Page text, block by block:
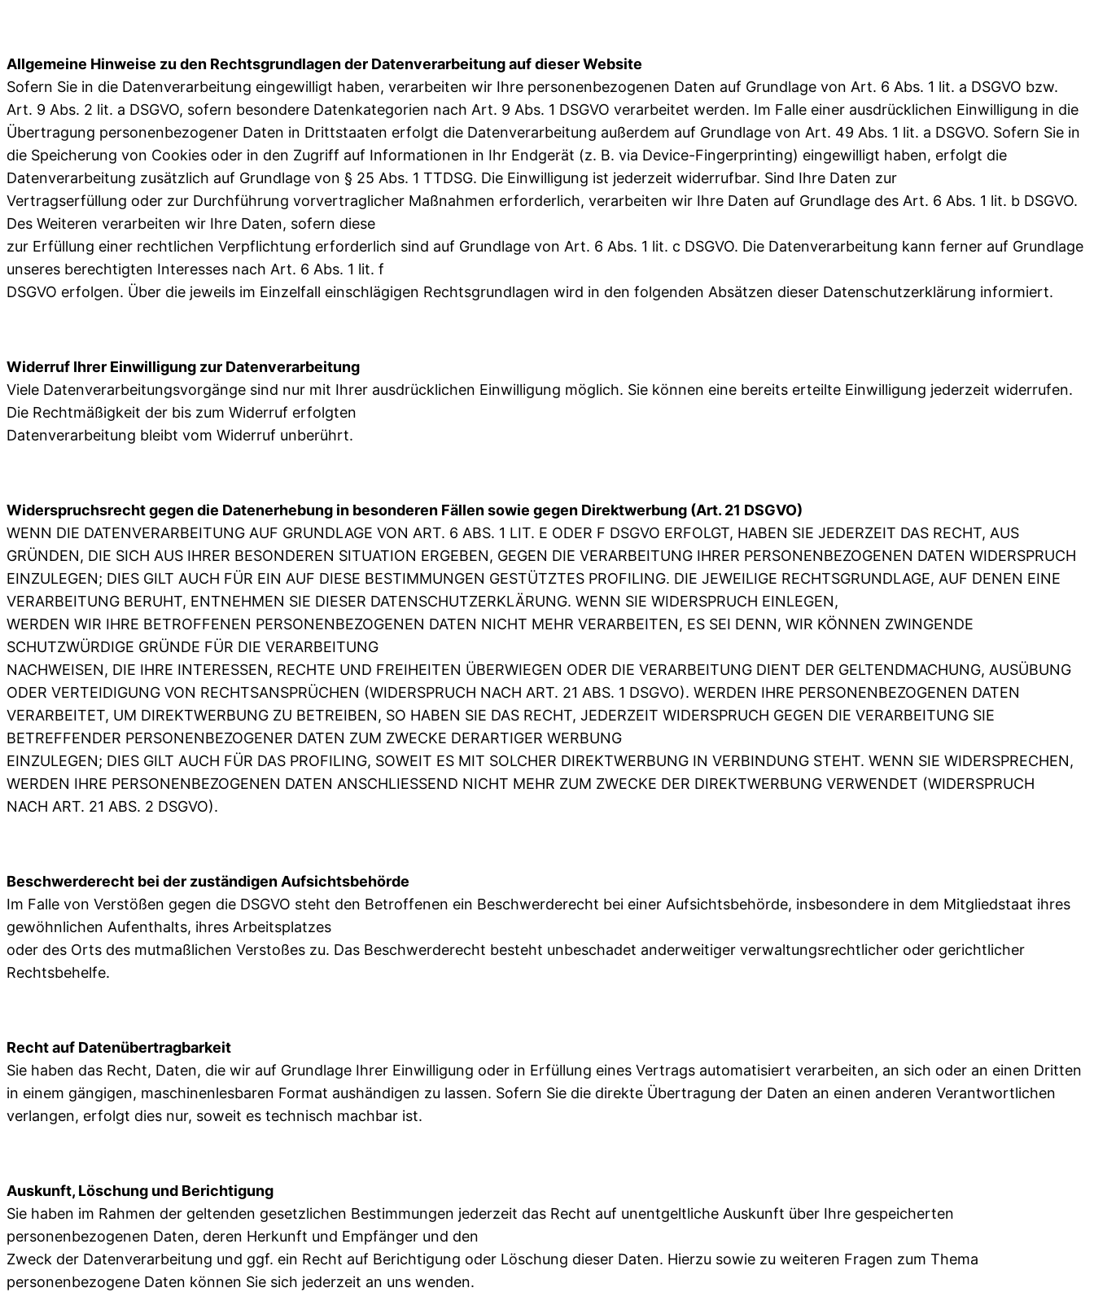
Allgemeine Hinweise zu den Rechtsgrundlagen der Datenverarbeitung auf dieser Website
Sofern Sie in die Datenverarbeitung eingewilligt haben, verarbeiten wir Ihre personenbezogenen Daten auf Grundlage von Art. 6 Abs. 1 lit. a DSGVO bzw.
Art. 9 Abs. 2 lit. a DSGVO, sofern besondere Datenkategorien nach Art. 9 Abs. 1 DSGVO verarbeitet werden. Im Falle einer ausdrücklichen Einwilligung in die
Übertragung personenbezogener Daten in Drittstaaten erfolgt die Datenverarbeitung außerdem auf Grundlage von Art. 49 Abs. 1 lit. a DSGVO. Sofern Sie in
die Speicherung von Cookies oder in den Zugriff auf Informationen in Ihr Endgerät (z. B. via Device-Fingerprinting) eingewilligt haben, erfolgt die
Datenverarbeitung zusätzlich auf Grundlage von § 25 Abs. 1 TTDSG. Die Einwilligung ist jederzeit widerrufbar. Sind Ihre Daten zur
Vertragserfüllung oder zur Durchführung vorvertraglicher Maßnahmen erforderlich, verarbeiten wir Ihre Daten auf Grundlage des Art. 6 Abs. 1 lit. b DSGVO.
Des Weiteren verarbeiten wir Ihre Daten, sofern diese
zur Erfüllung einer rechtlichen Verpflichtung erforderlich sind auf Grundlage von Art. 6 Abs. 1 lit. c DSGVO. Die Datenverarbeitung kann ferner auf Grundlage
unseres berechtigten Interesses nach Art. 6 Abs. 1 lit. f
DSGVO erfolgen. Über die jeweils im Einzelfall einschlägigen Rechtsgrundlagen wird in den folgenden Absätzen dieser Datenschutzerklärung informiert.
Widerruf Ihrer Einwilligung zur Datenverarbeitung
Viele Datenverarbeitungsvorgänge sind nur mit Ihrer ausdrücklichen Einwilligung möglich. Sie können eine bereits erteilte Einwilligung jederzeit widerrufen.
Die Rechtmäßigkeit der bis zum Widerruf erfolgten
Datenverarbeitung bleibt vom Widerruf unberührt.
Widerspruchsrecht gegen die Datenerhebung in besonderen Fällen sowie gegen Direktwerbung (Art. 21 DSGVO)
WENN DIE DATENVERARBEITUNG AUF GRUNDLAGE VON ART. 6 ABS. 1 LIT. E ODER F DSGVO ERFOLGT, HABEN SIE JEDERZEIT DAS RECHT, AUS
GRÜNDEN, DIE SICH AUS IHRER BESONDEREN SITUATION ERGEBEN, GEGEN DIE VERARBEITUNG IHRER PERSONENBEZOGENEN DATEN WIDERSPRUCH
EINZULEGEN; DIES GILT AUCH FÜR EIN AUF DIESE BESTIMMUNGEN GESTÜTZTES PROFILING. DIE JEWEILIGE RECHTSGRUNDLAGE, AUF DENEN EINE
VERARBEITUNG BERUHT, ENTNEHMEN SIE DIESER DATENSCHUTZERKLÄRUNG. WENN SIE WIDERSPRUCH EINLEGEN,
WERDEN WIR IHRE BETROFFENEN PERSONENBEZOGENEN DATEN NICHT MEHR VERARBEITEN, ES SEI DENN, WIR KÖNNEN ZWINGENDE
SCHUTZWÜRDIGE GRÜNDE FÜR DIE VERARBEITUNG
NACHWEISEN, DIE IHRE INTERESSEN, RECHTE UND FREIHEITEN ÜBERWIEGEN ODER DIE VERARBEITUNG DIENT DER GELTENDMACHUNG, AUSÜBUNG
ODER VERTEIDIGUNG VON RECHTSANSPRÜCHEN (WIDERSPRUCH NACH ART. 21 ABS. 1 DSGVO). WERDEN IHRE PERSONENBEZOGENEN DATEN
VERARBEITET, UM DIREKTWERBUNG ZU BETREIBEN, SO HABEN SIE DAS RECHT, JEDERZEIT WIDERSPRUCH GEGEN DIE VERARBEITUNG SIE
BETREFFENDER PERSONENBEZOGENER DATEN ZUM ZWECKE DERARTIGER WERBUNG
EINZULEGEN; DIES GILT AUCH FÜR DAS PROFILING, SOWEIT ES MIT SOLCHER DIREKTWERBUNG IN VERBINDUNG STEHT. WENN SIE WIDERSPRECHEN,
WERDEN IHRE PERSONENBEZOGENEN DATEN ANSCHLIESSEND NICHT MEHR ZUM ZWECKE DER DIREKTWERBUNG VERWENDET (WIDERSPRUCH
NACH ART. 21 ABS. 2 DSGVO).
Beschwerderecht bei der zuständigen Aufsichtsbehörde
Im Falle von Verstößen gegen die DSGVO steht den Betroffenen ein Beschwerderecht bei einer Aufsichtsbehörde, insbesondere in dem Mitgliedstaat ihres
gewöhnlichen Aufenthalts, ihres Arbeitsplatzes
oder des Orts des mutmaßlichen Verstoßes zu. Das Beschwerderecht besteht unbeschadet anderweitiger verwaltungsrechtlicher oder gerichtlicher
Rechtsbehelfe.
Recht auf Datenübertragbarkeit
Sie haben das Recht, Daten, die wir auf Grundlage Ihrer Einwilligung oder in Erfüllung eines Vertrags automatisiert verarbeiten, an sich oder an einen Dritten
in einem gängigen, maschinenlesbaren Format aushändigen zu lassen. Sofern Sie die direkte Übertragung der Daten an einen anderen Verantwortlichen
verlangen, erfolgt dies nur, soweit es technisch machbar ist.
Auskunft, Löschung und Berichtigung
Sie haben im Rahmen der geltenden gesetzlichen Bestimmungen jederzeit das Recht auf unentgeltliche Auskunft über Ihre gespeicherten
personenbezogenen Daten, deren Herkunft und Empfänger und den
Zweck der Datenverarbeitung und ggf. ein Recht auf Berichtigung oder Löschung dieser Daten. Hierzu sowie zu weiteren Fragen zum Thema
personenbezogene Daten können Sie sich jederzeit an uns wenden.